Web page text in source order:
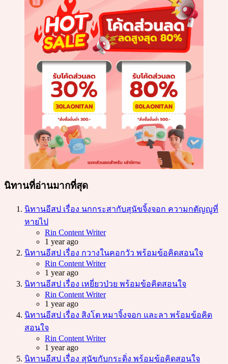
นิทานที่อ่านมากที่สุด
นิทานอีสป เรื่อง นกกระสากับสุนัขจิ้งจอก ความกตัญญูที่
หายไป
Posted
Rin Content Writer
1 year ago
นิทานอีสป เรื่อง กวางในคอกวัว พร้อมข้อคิดสอนใจ
Posted
Rin Content Writer
1 year ago
นิทานอีสป เรื่อง เหยี่ยวป่วย พร้อมข้อคิดสอนใจ
Posted
Rin Content Writer
1 year ago
นิทานอีสป เรื่อง สิงโต หมาจิ้งจอก และลา พร้อมข้อคิด
สอนใจ
Posted
Rin Content Writer
1 year ago
นิทานอีสป เรื่อง สุนัขกับกระดิ่ง พร้อมข้อคิดสอนใจ